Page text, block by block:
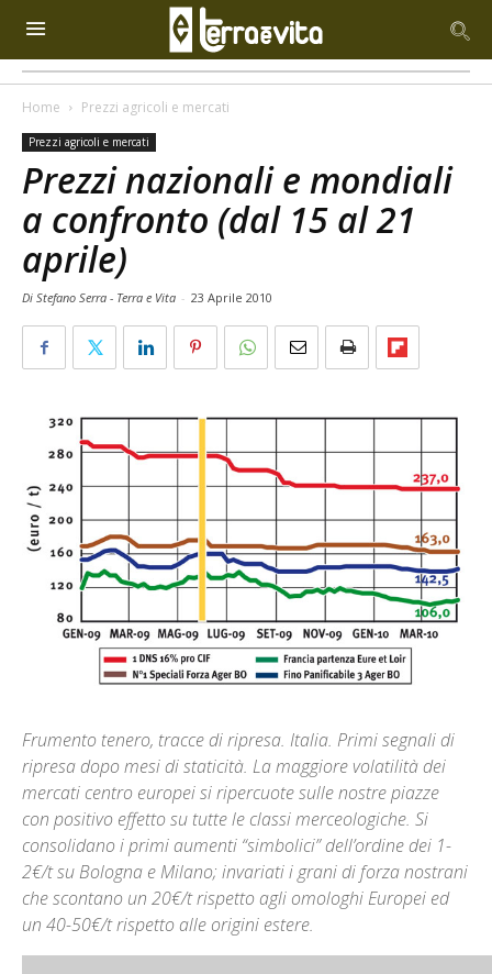
Home Prezzi agricoli e mercati
Prezzi agricoli e mercati
Prezzi nazionali e mondiali
a confronto (dal 15 al 21
aprile)
Di Stefano Serra - Terra e Vita - 23 Aprile 2010
Frumento tenero, tracce di ripresa. Italia. Primi segnali di
ripresa dopo mesi di staticità. La maggiore volatilità dei
mercati centro europei si ripercuote sulle nostre piazze
con positivo effetto su tutte le classi merceologiche. Si
consolidano i primi aumenti “simbolici” dell’ordine dei 1-
2€/t su Bologna e Milano; invariati i grani di forza nostrani
che scontano un 20€/t rispetto agli omologhi Europei ed
un 40-50€/t rispetto alle origini estere.